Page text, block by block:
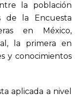
la población
de la Encuesta
en México,
la primera en
y conocimientos
aplicada a nivel